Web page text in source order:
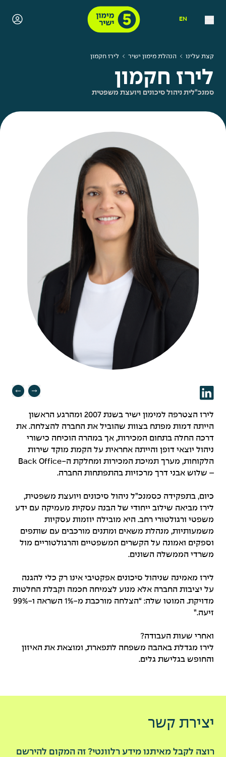
EN
קצת עלינו הנהלת מימון ישיר לירז חקמון
לירז חקמון
סמנכ”לית ניהול סיכונים ויועצת משפטית
לירז הצטרפה למימון ישיר בשנת 2007 ומהרגע הראשון
הייתה דמות מפתח בצוות שהוביל את החברה להצלחה. את
דרכה החלה בתחום המכירות, אך במהרה הוכיחה כישורי
ניהול יוצאי דופן והייתה אחראית על הקמת מוקד שירות
הלקוחות, מערך תמיכת המכירות ומחלקת ה-Back Office
– שלוש אבני דרך מרכזיות בהתפתחות החברה.
כיום, בתפקידה כסמנכ”ל ניהול סיכונים ויועצת משפטית,
לירז מביאה שילוב ייחודי של הבנה עסקית מעמיקה עם ידע
משפטי ורגולטורי רחב. היא מובילה יוזמות עסקיות
משמעותיות, מנהלת משאים ומתנים מורכבים עם שותפים
וספקים ואמונה על הקשרים המשפטיים והרגולטוריים מול
משרדי הממשלה השונים.
לירז מאמינה שניהול סיכונים אפקטיבי אינו רק כלי להגנה
על יציבות החברה אלא מנוע לצמיחה חכמה וקבלת החלטות
מדויקת. המוטו שלה: “הצלחה מורכבת מ-1% השראה ו-99%
זיעה.”
ואחרי שעות העבודה?
לירז מגדלת באהבה משפחה לתפארת, ומוצאת את האיזון
והחופש בגלישת גלים.
יצירת קשר
רוצה לקבל מאיתנו מידע רלוונטי? זה המקום להירשם